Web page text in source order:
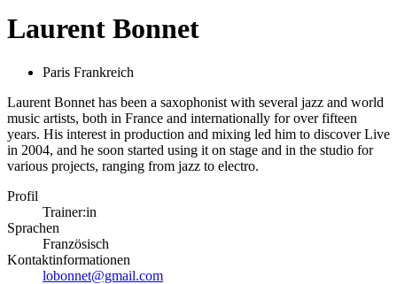
Laurent Bonnet
Paris Frankreich
Laurent Bonnet has been a saxophonist with several jazz and world
music artists, both in France and internationally for over fifteen
years. His interest in production and mixing led him to discover Live
in 2004, and he soon started using it on stage and in the studio for
various projects, ranging from jazz to electro.
Profil
Trainer:in
Sprachen
Französisch
Kontaktinformationen
lobonnet@gmail.com